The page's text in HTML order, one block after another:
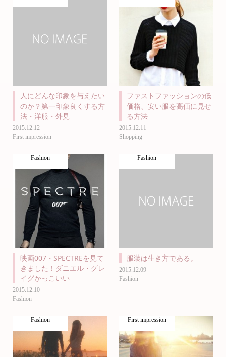
人にどんな印象を与えたい
のか？第一印象良くする方
法・洋服・外見
2015.12.12
First impression
ファストファッションの低
価格、安い服を高価に見せ
る方法
2015.12.11
Shopping
Fashion
映画007・SPECTREを見て
きました！ダニエル・グレ
イグかっこいい
2015.12.10
Fashion
Fashion
服装は生き方である。
2015.12.09
Fashion
Fashion First impression